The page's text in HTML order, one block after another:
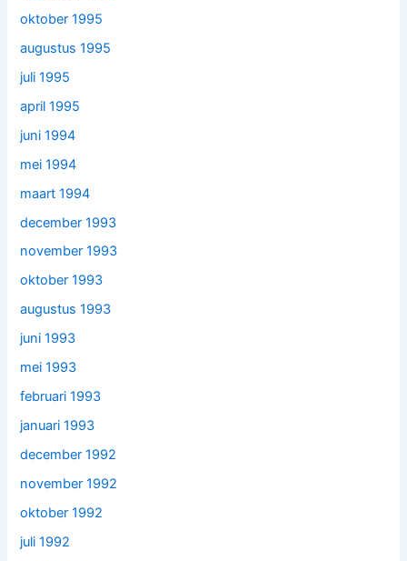
oktober 1995
augustus 1995
juli 1995
april 1995
juni 1994
mei 1994
maart 1994
december 1993
november 1993
oktober 1993
augustus 1993
juni 1993
mei 1993
februari 1993
januari 1993
december 1992
november 1992
oktober 1992
juli 1992